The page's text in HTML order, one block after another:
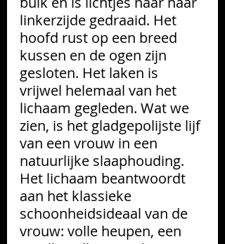
linkerzijde gedraaid. Het
hoofd rust op een breed
kussen en de ogen zijn
gesloten. Het laken is
vrijwel helemaal van het
lichaam gegleden. Wat we
zien, is het gladgepolijste lijf
van een vrouw in een
natuurlijke slaaphouding.
Het lichaam beantwoordt
aan het klassieke
schoonheidsideaal van de
vrouw: volle heupen, een